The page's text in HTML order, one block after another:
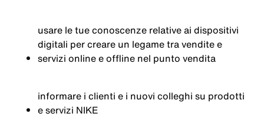
usare le tue conoscenze relative ai dispositivi
digitali per creare un legame tra vendite e
servizi online e offline nel punto vendita
informare i clienti e i nuovi colleghi su prodotti
e servizi NIKE